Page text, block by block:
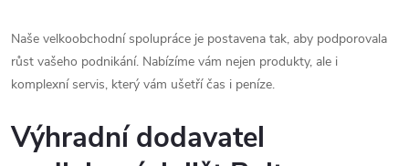
Naše velkoobchodní spolupráce je postavena tak, aby podporovala
růst vašeho podnikání. Nabízíme vám nejen produkty, ale i
komplexní servis, který vám ušetří čas i peníze.
Výhradní dodavatel